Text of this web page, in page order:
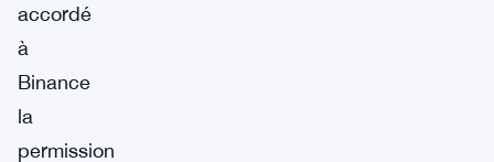
accordé
à
Binance
la
permission